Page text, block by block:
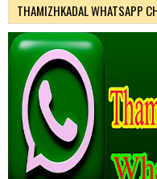
THAMIZHKADAL WHATSAPP